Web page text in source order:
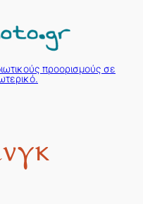
προορισμούς σε